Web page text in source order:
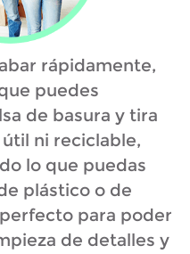
rápidamente,
puedes
de basura y tira
ni reciclable,
lo que puedas
plástico o de
para poder
de detalles y